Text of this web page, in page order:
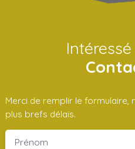
Merci de remplir le formulaire,
plus brefs délais.
Prénom